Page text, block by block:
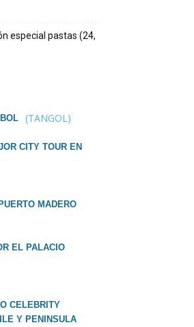
especial pastas (24,
(TANGOL)
CITY TOUR EN
MADERO
EL PALACIO
CELEBRITY
Y PENINSULA